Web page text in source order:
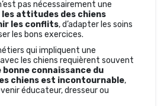
pas nécessairement une
les attitudes des chiens
les conflits, d’adapter les soins
les bons exercices.
qui impliquent une
les chiens requièrent souvent
bonne connaissance du
chiens est incontournable,
éducateur, dresseur ou